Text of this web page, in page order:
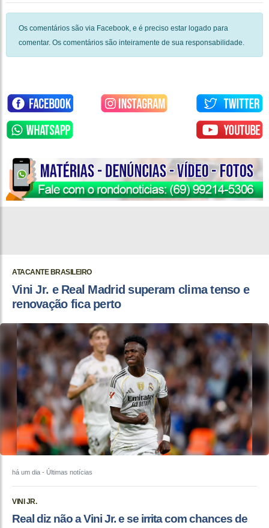
Os comentários são via Facebook, e é preciso estar logado para
comentar. Os comentários são inteiramente de sua responsabilidade.
ATACANTE BRASILEIRO
Vini Jr. e Real Madrid superam clima tenso e
renovação fica perto
há um dia - Últimas notícias
VINI JR.
Real diz não a Vini Jr. e se irrita com chances de